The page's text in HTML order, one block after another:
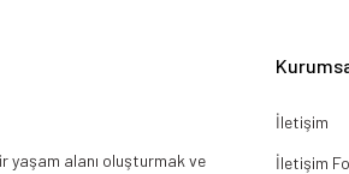
yaşam alanı oluşturmak ve
İletişim
İletişim